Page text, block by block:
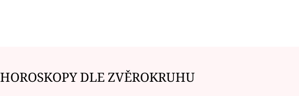
HOROSKOPY DLE ZVĚROKRUHU